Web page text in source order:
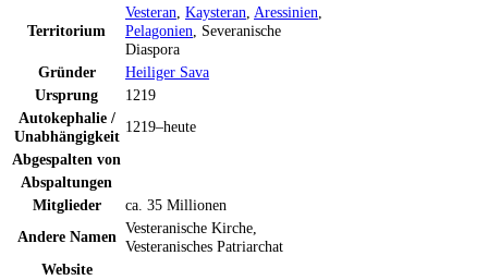
Territorium
Vesteran, Kaysteran, Aressinien,
Pelagonien, Severanische
Diaspora
Gründer
Heiliger Sava
Ursprung
1219
Autokephalie /
Unabhängigkeit
1219–heute
Abgespalten von
Abspaltungen
Mitglieder
ca. 35 Millionen
Andere Namen Vesteranische Kirche,
Vesteranisches Patriarchat
Website